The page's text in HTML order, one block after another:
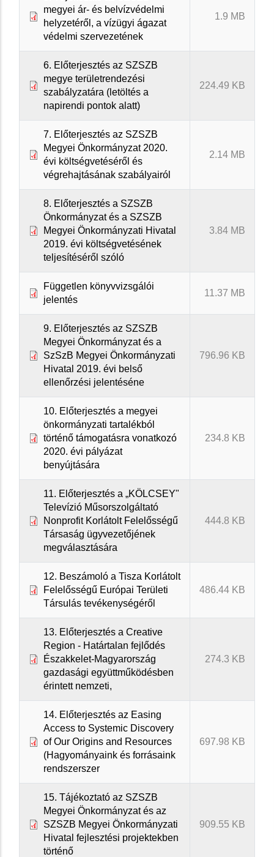
megyei ár- és belvízvédelmi
helyzetéről, a vízügyi ágazat
védelmi szervezetének
1.9 MB
6. Előterjesztés az SZSZB
megye területrendezési
szabályzatára (letöltés a
napirendi pontok alatt)
224.49 KB
7. Előterjesztés az SZSZB
Megyei Önkormányzat 2020.
évi költségvetéséről és
végrehajtásának szabályairól
2.14 MB
8. Előterjesztés a SZSZB
Önkormányzat és a SZSZB
Megyei Önkormányzati Hivatal
2019. évi költségvetésének
teljesítéséről szóló
3.84 MB
Független könyvvizsgálói
jelentés
11.37 MB
9. Előterjesztés az SZSZB
Megyei Önkormányzat és a
SzSzB Megyei Önkormányzati
Hivatal 2019. évi belső
ellenőrzési jelentéséne
796.96 KB
10. Előterjesztés a megyei
önkormányzati tartalékból
történő támogatásra vonatkozó
2020. évi pályázat
benyújtására
234.8 KB
11. Előterjesztés a „KÖLCSEY"
Televízió Műsorszolgáltató
Nonprofit Korlátolt Felelősségű
Társaság ügyvezetőjének
megválasztására
444.8 KB
12. Beszámoló a Tisza Korlátolt
Felelősségű Európai Területi
Társulás tevékenységéről
486.44 KB
13. Előterjesztés a Creative
Region - Határtalan fejlődés
Északkelet-Magyarország
gazdasági együttműködésben
érintett nemzeti,
274.3 KB
14. Előterjesztés az Easing
Access to Systemic Discovery
of Our Origins and Resources
(Hagyományaink és forrásaink
rendszerszer
697.98 KB
15. Tájékoztató az SZSZB
Megyei Önkormányzat és az
SZSZB Megyei Önkormányzati
Hivatal fejlesztési projektekben
történő
909.55 KB